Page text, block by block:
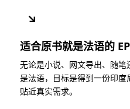
↘
适合原书就是法语的
无论是小说、网文导出、随笔
是法语，目标是得到一份印
贴近真实需求。